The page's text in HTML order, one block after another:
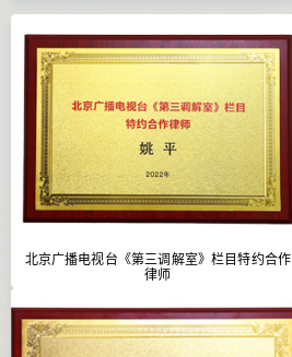
北京广播电视台《第三调解室》栏目特约合作
律师